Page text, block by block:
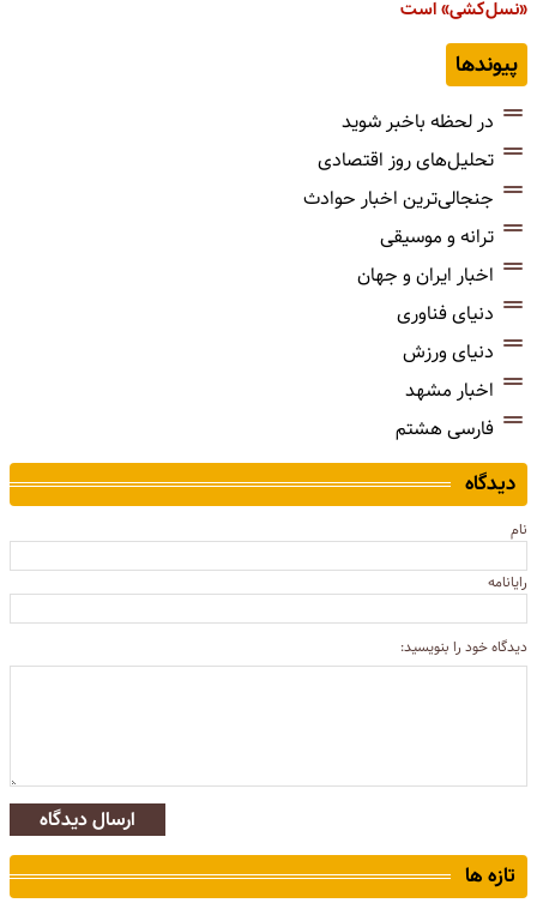
«نسل‌‎کشی» است
پیوندها
در لحظه باخبر شوید
تحلیل‌های روز اقتصادی
جنجالی‌ترین اخبار حوادث
ترانه و موسیقی
اخبار ایران و جهان
دنیای فناوری
دنیای ورزش
اخبار مشهد
فارسی هشتم
دیدگاه
نام
رایانامه
دیدگاه خود را بنویسید:
ارسال دیدگاه
تازه ها